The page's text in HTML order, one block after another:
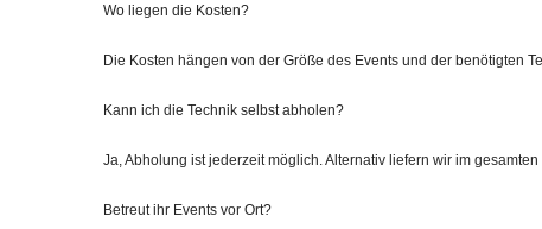
Wo liegen die Kosten?
Die Kosten hängen von der Größe des Events und der benötigten
Kann ich die Technik selbst abholen?
Ja, Abholung ist jederzeit möglich. Alternativ liefern wir im gesamten
Betreut ihr Events vor Ort?